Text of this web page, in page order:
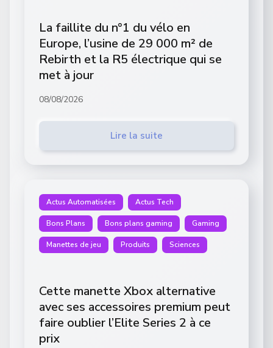
La faillite du n°1 du vélo en
Europe, l’usine de 29 000 m² de
Rebirth et la R5 électrique qui se
met à jour
08/08/2026
Lire la suite
Actus Automatisées Actus Tech
Bons Plans Bons plans gaming Gaming
Manettes de jeu Produits Sciences
Cette manette Xbox alternative
avec ses accessoires premium peut
faire oublier l’Elite Series 2 à ce
prix